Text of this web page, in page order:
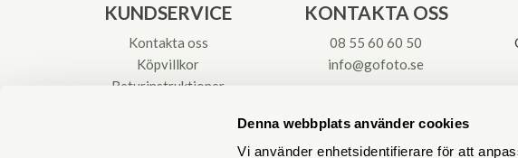
Denna webbplats använder cookies
Vi använder enhetsidentifierare för att
KUNDSERVICE
Kontakta oss
Köpvillkor
Returinstruktioner
KONTAKTA OSS
08 55 60 60 50
info@gofoto.se